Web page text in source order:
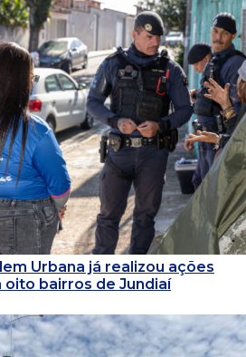
Urbana já realizou ações
oito bairros de Jundiaí